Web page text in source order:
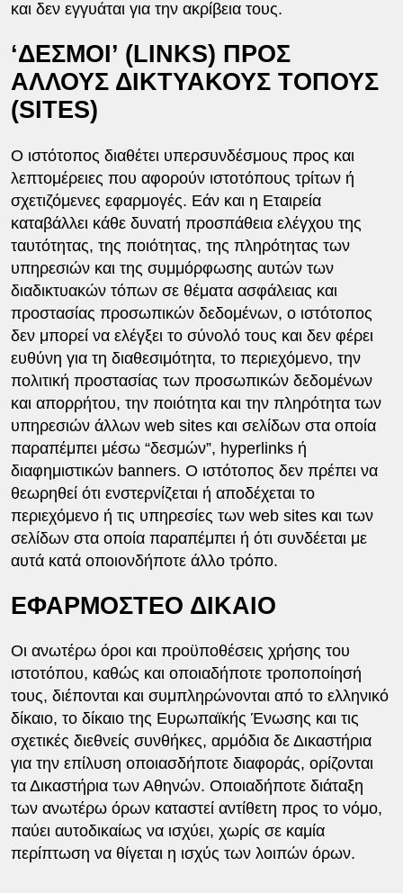
και δεν εγγυάται για την ακρίβεια τους.
‘ΔΕΣΜΟΙ’ (LINKS) ΠΡΟΣ
ΑΛΛΟΥΣ ΔΙΚΤΥΑΚΟΥΣ ΤΟΠΟΥΣ
(SITES)
Ο ιστότοπος διαθέτει υπερσυνδέσμους προς και
λεπτομέρειες που αφορούν ιστοτόπους τρίτων ή
σχετιζόμενες εφαρμογές. Εάν και η Εταιρεία
καταβάλλει κάθε δυνατή προσπάθεια ελέγχου της
ταυτότητας, της ποιότητας, της πληρότητας των
υπηρεσιών και της συμμόρφωσης αυτών των
διαδικτυακών τόπων σε θέματα ασφάλειας και
προστασίας προσωπικών δεδομένων, ο ιστότοπος
δεν μπορεί να ελέγξει το σύνολό τους και δεν φέρει
ευθύνη για τη διαθεσιμότητα, το περιεχόμενο, την
πολιτική προστασίας των προσωπικών δεδομένων
και απορρήτου, την ποιότητα και την πληρότητα των
υπηρεσιών άλλων web sites και σελίδων στα οποία
παραπέμπει μέσω “δεσμών”, hyperlinks ή
διαφημιστικών banners. Ο ιστότοπος δεν πρέπει να
θεωρηθεί ότι ενστερνίζεται ή αποδέχεται το
περιεχόμενο ή τις υπηρεσίες των web sites και των
σελίδων στα οποία παραπέμπει ή ότι συνδέεται με
αυτά κατά οποιονδήποτε άλλο τρόπο.
ΕΦΑΡΜΟΣΤΕΟ ΔΙΚΑΙΟ
Οι ανωτέρω όροι και προϋποθέσεις χρήσης του
ιστοτόπου, καθώς και οποιαδήποτε τροποποίησή
τους, διέπονται και συμπληρώνονται από το ελληνικό
δίκαιο, το δίκαιο της Ευρωπαϊκής Ένωσης και τις
σχετικές διεθνείς συνθήκες, αρμόδια δε Δικαστήρια
για την επίλυση οποιασδήποτε διαφοράς, ορίζονται
τα Δικαστήρια των Αθηνών. Οποιαδήποτε διάταξη
των ανωτέρω όρων καταστεί αντίθετη προς το νόμο,
παύει αυτοδικαίως να ισχύει, χωρίς σε καμία
περίπτωση να θίγεται η ισχύς των λοιπών όρων.